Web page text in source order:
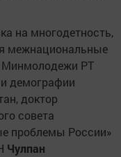
на многодетность,
межнациональные
Минмолодежи РТ
демографии
доктор
совета
проблемы России»
Чулпан